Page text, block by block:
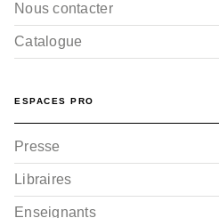
Nous contacter
Catalogue
ESPACES PRO
Presse
Libraires
Enseignants